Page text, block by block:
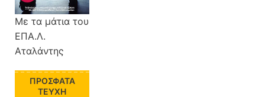
Με τα μάτια του
ΕΠΑ.Λ.
Αταλάντης
ΠΡΌΣΦΑΤΑ
ΤΕΎΧΗ